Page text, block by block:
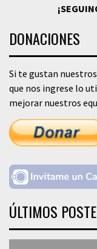
DONACIONES
Si te gustan
que nos ingrese lo
mejorar nuestros
ÚLTIMOS